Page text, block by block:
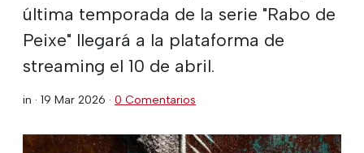
última temporada de la serie "Rabo de
Peixe" llegará a la plataforma de
streaming el 10 de abril.
in · 19 Mar 2026 · 0 Comentarios